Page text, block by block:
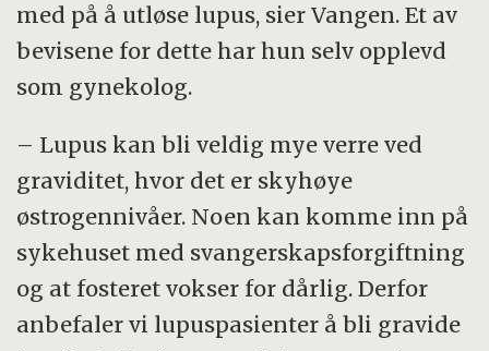
med på å utløse lupus, sier Vangen. Et av
bevisene for dette har hun selv opplevd
som gynekolog.
– Lupus kan bli veldig mye verre ved
graviditet, hvor det er skyhøye
østrogennivåer. Noen kan komme inn på
sykehuset med svangerskapsforgiftning
og at fosteret vokser for dårlig. Derfor
anbefaler vi lupuspasienter å bli gravide